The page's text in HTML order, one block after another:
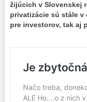
žijúcich v Slovenskej
privatizácie sú stále
pre investorov, tak aj